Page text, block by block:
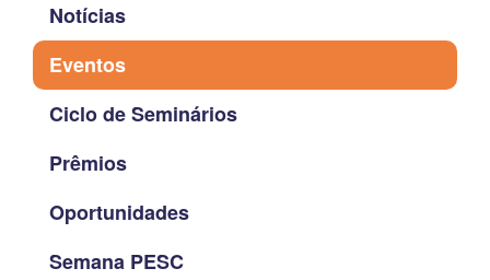
Notícias
Eventos
Ciclo de Seminários
Prêmios
Oportunidades
Semana PESC